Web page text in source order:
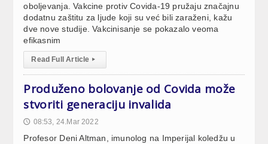
oboljevanja. Vakcine protiv Covida-19 pružaju značajnu
dodatnu zaštitu za ljude koji su već bili zaraženi, kažu
dve nove studije. Vakcinisanje se pokazalo veoma
efikasnim
Read Full Article ▸
Produženo bolovanje od Covida može
stvoriti generaciju invalida
🕔 08:53, 24.Mar 2022
Profesor Deni Altman, imunolog na Imperijal koledžu u